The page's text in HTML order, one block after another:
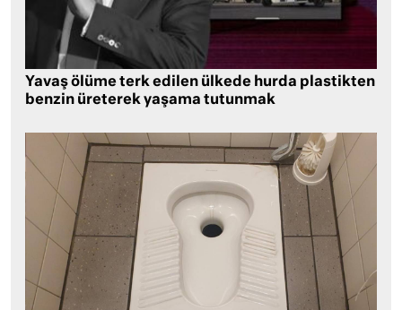
Yavaş ölüme terk edilen ülkede hurda plastikten
benzin üreterek yaşama tutunmak